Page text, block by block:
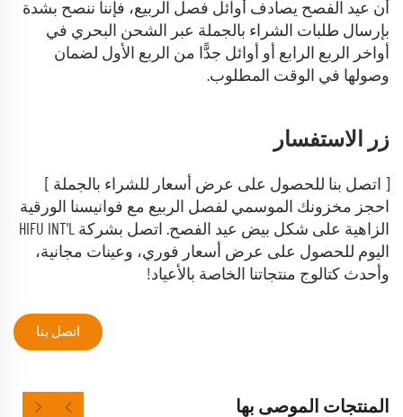
أن عيد الفصح يصادف أوائل فصل الربيع، فإننا ننصح بشدة
بإرسال طلبات الشراء بالجملة عبر الشحن البحري في
أواخر الربع الرابع أو أوائل جدًّا من الربع الأول لضمان
وصولها في الوقت المطلوب.
زر الاستفسار
[ اتصل بنا للحصول على عرض أسعار للشراء بالجملة ]
احجز مخزونك الموسمي لفصل الربيع مع فوانيسنا الورقية
الزاهية على شكل بيض عيد الفصح. اتصل بشركة HIFU INT'L
اليوم للحصول على عرض أسعار فوري، وعينات مجانية،
وأحدث كتالوج منتجاتنا الخاصة بالأعياد!
اتصل بنا
المنتجات الموصى بها